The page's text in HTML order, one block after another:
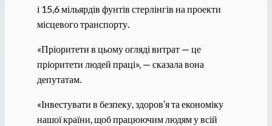
і 15,6 мільярдів фунтів стерлінгів на проекти
місцевого транспорту.
«Пріоритети в цьому огляді витрат — це
пріоритети людей праці», — сказала вона
депутатам.
«Інвестувати в безпеку, здоров’я та економіку
нашої країни, щоб працюючим людям у всій